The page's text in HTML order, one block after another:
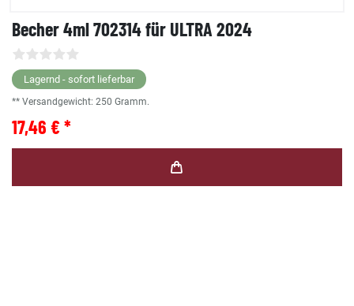
Becher 4ml 702314 für ULTRA 2024
Lagernd - sofort lieferbar
** Versandgewicht: 250 Gramm.
17,46 € *